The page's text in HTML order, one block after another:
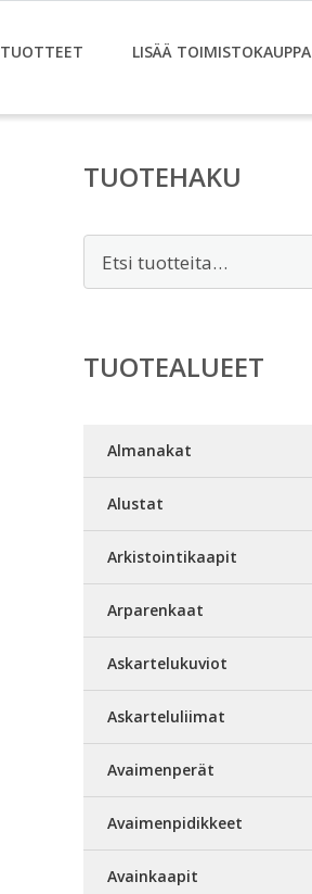
TUOTTEET LISÄÄ TOIMISTOKAUPPA
TUOTEHAKU
TUOTEALUEET
Almanakat
Alustat
Arkistointikaapit
Arparenkaat
Askartelukuviot
Askarteluliimat
Avaimenperät
Avaimenpidikkeet
Avainkaapit